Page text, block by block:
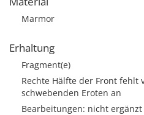
Marmor
Erhaltung
Fragment(e)
Rechte Hälfte der Front fehlt
schwebenden Eroten an
Bearbeitungen: nicht ergänzt